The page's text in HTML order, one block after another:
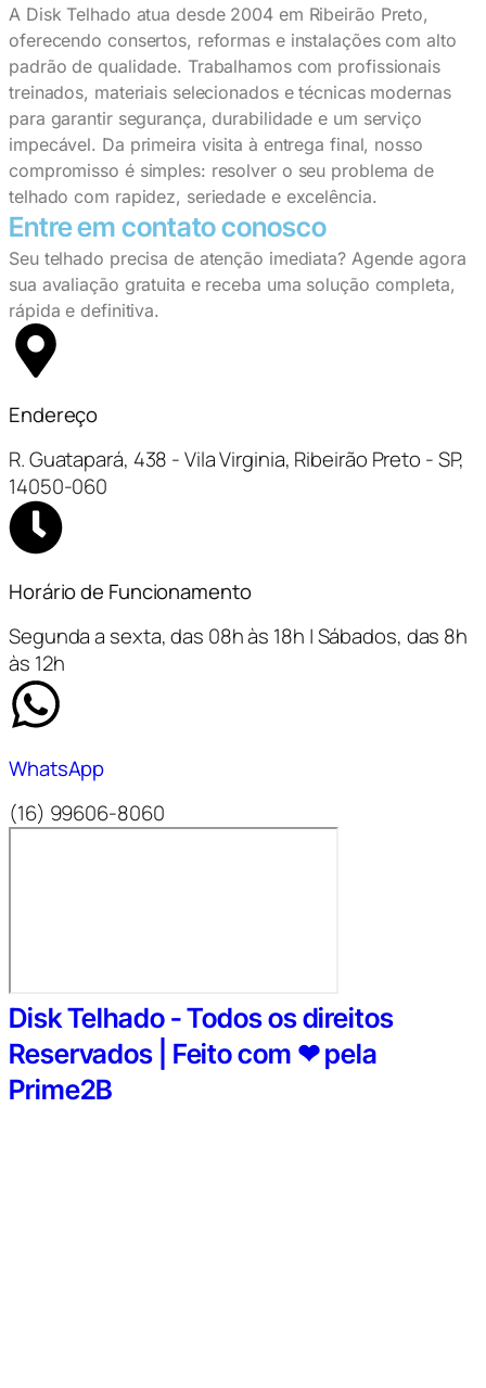
A Disk Telhado atua desde 2004 em Ribeirão Preto,
oferecendo consertos, reformas e instalações com alto
padrão de qualidade. Trabalhamos com profissionais
treinados, materiais selecionados e técnicas modernas
para garantir segurança, durabilidade e um serviço
impecável. Da primeira visita à entrega final, nosso
compromisso é simples: resolver o seu problema de
telhado com rapidez, seriedade e excelência.
Entre em contato conosco
Seu telhado precisa de atenção imediata? Agende agora
sua avaliação gratuita e receba uma solução completa,
rápida e definitiva.
Endereço
R. Guatapará, 438 - Vila Virginia, Ribeirão Preto - SP,
14050-060
Horário de Funcionamento
Segunda a sexta, das 08h às 18h | Sábados, das 8h
às 12h
WhatsApp
(16) 99606-8060
Disk Telhado - Todos os direitos
Reservados | Feito com ❤ pela
Prime2B